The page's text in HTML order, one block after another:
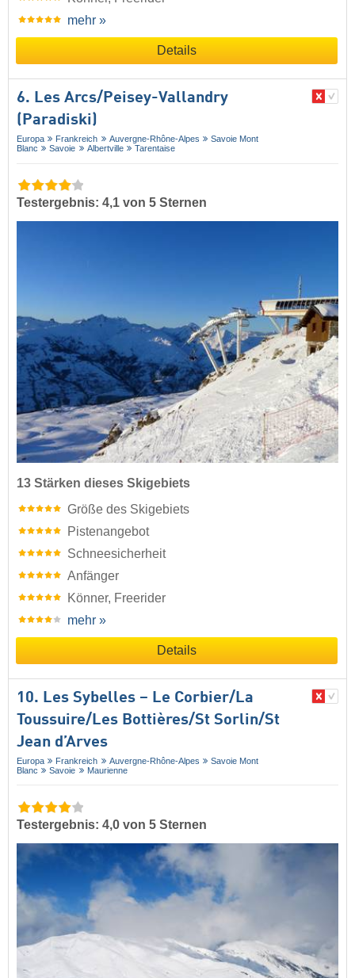
mehr »
Details
6. Les Arcs/​Peisey-Vallandry
(Paradiski)
Europa Frankreich Auvergne-Rhône-Alpes
Savoie Mont
Blanc
Savoie Albertville Tarentaise
Testergebnis: 4,1 von 5 Sternen
13 Stärken dieses Skigebiets
Größe des Skigebiets
Pistenangebot
Schneesicherheit
Anfänger
Könner, Freerider
mehr »
Details
10. Les Sybelles – Le Corbier/​La
Toussuire/​Les Bottières/​St Sorlin/​St
Jean d’Arves
Europa Frankreich Auvergne-Rhône-Alpes
Savoie Mont
Blanc
Savoie Maurienne
Testergebnis: 4,0 von 5 Sternen